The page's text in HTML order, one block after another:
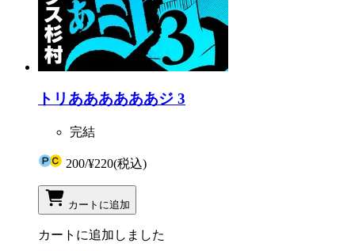
トリああああああジ 3
完結
200/¥220(税込)
カートに追加
カートに追加しました